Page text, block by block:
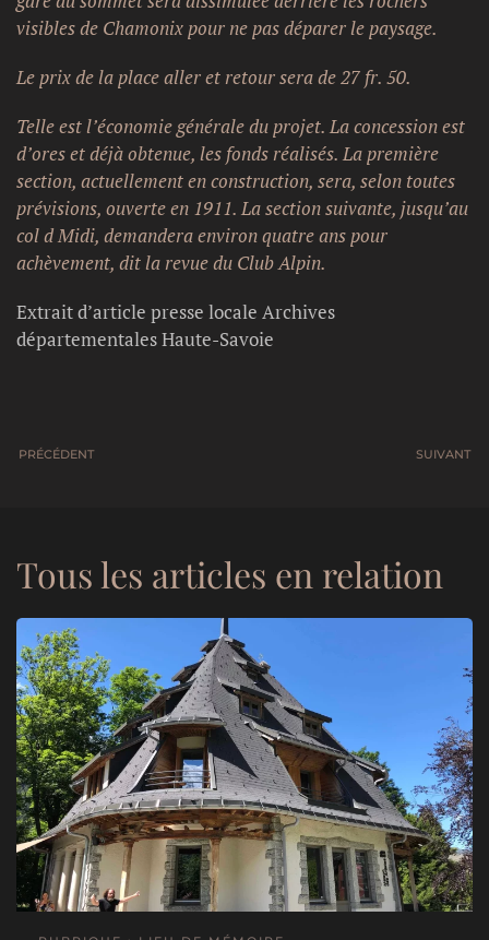
visibles de Chamonix pour ne pas déparer le paysage.
Le prix de la place aller et retour sera de 27 fr. 50.
Telle est l’économie générale du projet.La concession est
d’ores et déjà obtenue, les fonds réalisés. La première
section, actuellement en construction, sera, selon toutes
prévisions, ouverte en 1911. La section suivante, jusqu’au
col d Midi, demandera environ quatre ans pour
achèvement, dit la revue du Club Alpin.
Extrait d’article presse locale Archives
départementales Haute-Savoie
PRÉCÉDENT SUIVANT
Tous les articles en relation